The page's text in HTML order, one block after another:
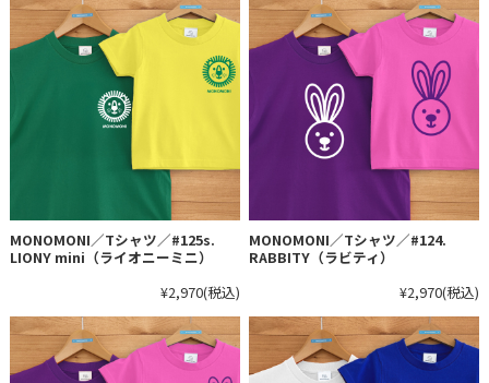
MONOMONI／Tシャツ／#125s.
LIONY mini（ライオニーミニ）
¥2,970(税込)
MONOMONI／Tシャツ／#124.
RABBITY（ラビティ）
¥2,970(税込)